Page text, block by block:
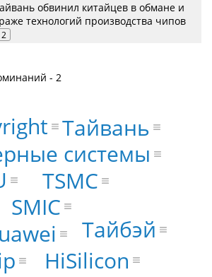
обвинил китайцев в обмане и
технологий производства чипов
2
- 2
SMIC
TSMC
системы
HiSilicon
Тайбэй
Тайвань